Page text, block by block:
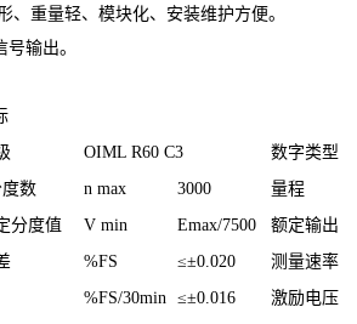
、重量轻、模块化、安装维护方便。
号输出。
OIML R60 C3 数字类型
数
n max 3000 量程
分度值
V min Emax/7500 额定输出
%FS ≤±0.020 测量速率
%FS/30min ≤±0.016 激励电压